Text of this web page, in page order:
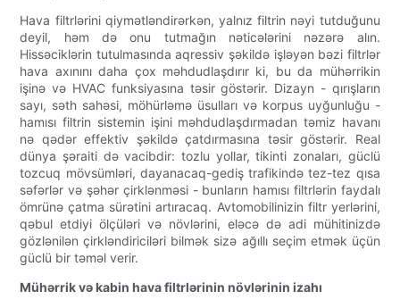
Hava filtrlərini qiymətləndirərkən, yalnız filtrin nəyi tutduğunu
deyil, həm də onu tutmağın nəticələrini nəzərə alın.
Hissəciklərin tutulmasında aqressiv şəkildə işləyən bəzi filtrlər
hava axınını daha çox məhdudlaşdırır ki, bu da mühərrikin
işinə və HVAC funksiyasına təsir göstərir. Dizayn - qırışların
sayı, səth sahəsi, möhürləmə üsulları və korpus uyğunluğu -
hamısı filtrin sistemin işini məhdudlaşdırmadan təmiz havanı
nə qədər effektiv şəkildə çatdırmasına təsir göstərir. Real
dünya şəraiti də vacibdir: tozlu yollar, tikinti zonaları, güclü
tozcuq mövsümləri, dayanacaq-gediş trafikində tez-tez qısa
səfərlər və şəhər çirklənməsi - bunların hamısı filtrlərin faydalı
ömrünə çatma sürətini artıracaq. Avtomobilinizin filtr yerlərini,
qəbul etdiyi ölçüləri və növlərini, eləcə də adi mühitinizdə
gözlənilən çirkləndiriciləri bilmək sizə ağıllı seçim etmək üçün
güclü bir təməl verir.
Mühərrik və kabin hava filtrlərinin növlərinin izahı